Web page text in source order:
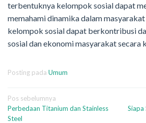
terbentuknya kelompok sosial dapat
memahami dinamika dalam
kelompok sosial dapat berkontribusi
sosial dan ekonomi masyarakat secara
Posting pada Umum
Navigasi
pos
Pos sebelumnya
Perbedaan Titanium dan Stainless
Steel
Siapa